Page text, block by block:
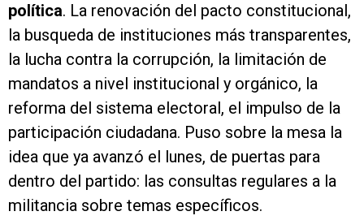
política. La renovación del pacto constitucional,
la busqueda de instituciones más transparentes,
la lucha contra la corrupción, la limitación de
mandatos a nivel institucional y orgánico, la
reforma del sistema electoral, el impulso de la
participación ciudadana. Puso sobre la mesa la
idea que ya avanzó el lunes, de puertas para
dentro del partido: las consultas regulares a la
militancia sobre temas específicos.